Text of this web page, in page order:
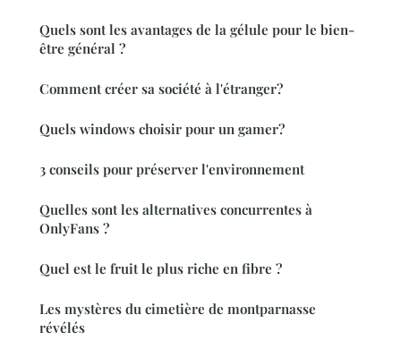
Quels sont les avantages de la gélule pour le bien-
être général ?
Comment créer sa société à l'étranger?
Quels windows choisir pour un gamer?
3 conseils pour préserver l'environnement
Quelles sont les alternatives concurrentes à
OnlyFans ?
Quel est le fruit le plus riche en fibre ?
Les mystères du cimetière de montparnasse
révélés